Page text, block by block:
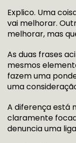
Explico. Uma
vai melhorar.
melhorar, mas
As duas frases
mesmos
fazem uma
uma
A diferença está
claramente
denuncia uma